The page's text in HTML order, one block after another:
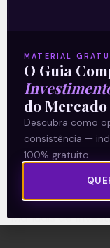
Termos e
Política de
Explore
Artigos
E Eu Com Isso?
Vídeos no
Manuais de
MATERIAL
O Guia
do Mercado
Descubra como
consistência —
100% gratuito.